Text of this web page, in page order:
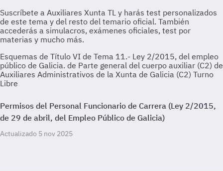
Esquemas de Título VI de Tema 11.- Ley 2/2015, del empleo
público de Galicia. de Parte general del cuerpo auxiliar (C2) de
Auxiliares Administrativos de la Xunta de Galicia (C2) Turno
Libre
Permisos del Personal Funcionario de Carrera (Ley 2/2015,
de 29 de abril, del Empleo Público de Galicia)
Actualizado 5 nov 2025